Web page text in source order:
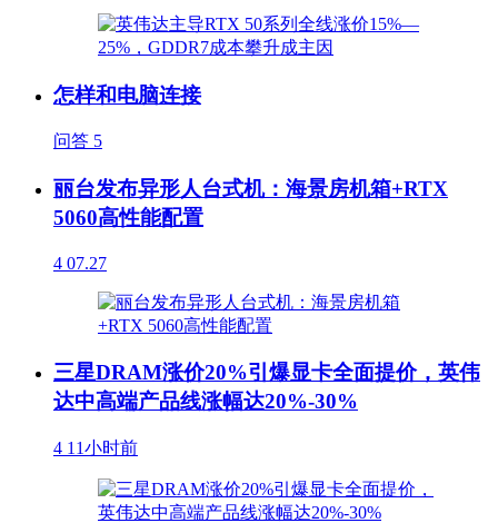
怎样和电脑连接
问答 5
丽台发布异形人台式机：海景房机箱+RTX
5060高性能配置
4 07.27
三星DRAM涨价20%引爆显卡全面提价，英伟
达中高端产品线涨幅达20%-30%
4 11小时前